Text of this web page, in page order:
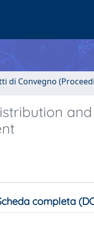
di Convegno
completa